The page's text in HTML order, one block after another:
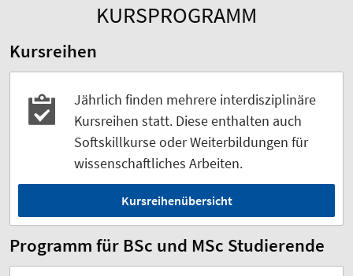
KURSPROGRAMM
Kursreihen
Jährlich finden mehrere interdisziplinäre
Kursreihen statt. Diese enthalten auch
Softskillkurse oder Weiterbildungen für
wissenschaftliches Arbeiten.
Kursreihenübersicht
Programm für BSc und MSc Studierende